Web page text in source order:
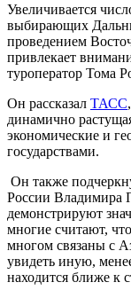
Увеличивается
выбирающих
проведением
привлекает
туроператор Тома
Он рассказал ТАСС
динамично
экономические и
государствами.
Он также
России Владимира
демонстрируют
многие считают,
многом связаны с
увидеть иную,
находится ближе к